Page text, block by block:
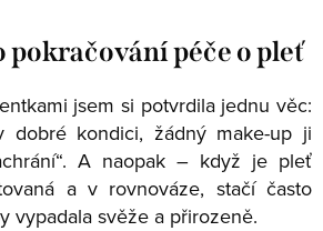
pokračování péče o pleť
jsem si potvrdila jednu věc:
kondici, žádný make-up ji
A naopak – když je pleť
a v rovnováze, stačí často
vypadala svěže a přirozeně.